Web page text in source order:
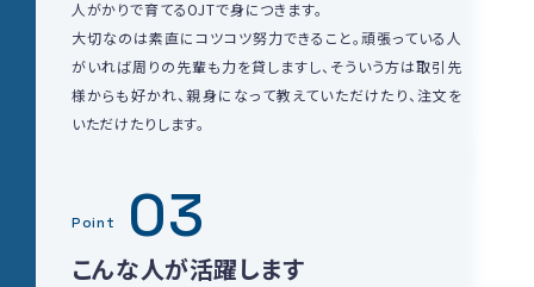
人がかりで育てるOJTで身につきます。
大切なのは素直にコツコツ努力できること。頑張っている人
がいれば周りの先輩も力を貸しますし、そういう方は取引先
様からも好かれ、親身になって教えていただけたり、注文を
いただけたりします。
Point 03
こんな人が活躍します